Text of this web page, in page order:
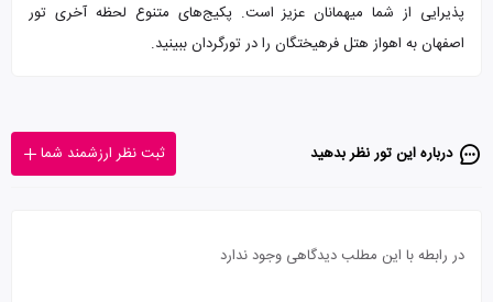
پذیرایی از شما میهمانان عزیز است. پکیج‌های متنوع لحظه آخری تور
اصفهان به اهواز هتل فرهیختگان را در تورگردان ببینید.
درباره این تور‌ نظر بدهید ثبت نظر ارزشمند شما
در رابطه با این مطلب دیدگاهی وجود ندارد